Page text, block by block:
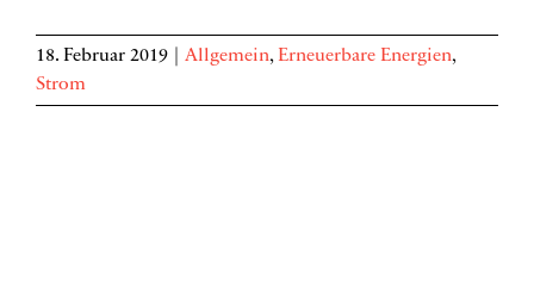
18. Februar 2019 Allgemein, Erneuerbare Energien,
Strom